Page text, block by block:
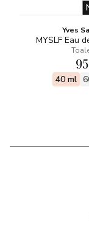
Yves
MYSLF Eau
40 ml